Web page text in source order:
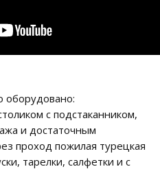
оборудовано:
с подстаканником,
и достаточным
проход пожилая турецкая
тарелки, салфетки и с